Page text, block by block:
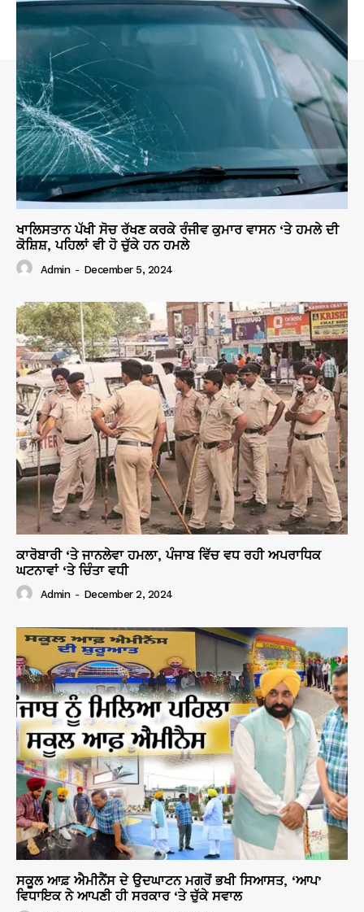
ਖਾਲਿਸਤਾਨ ਪੱਖੀ ਸੋਚ ਰੱਖਣ ਕਰਕੇ ਰੰਜੀਵ ਕੁਮਾਰ ਵਾਸਨ ‘ਤੇ ਹਮਲੇ ਦੀ
ਕੋਸ਼ਿਸ਼, ਪਹਿਲਾਂ ਵੀ ਹੋ ਚੁੱਕੇ ਹਨ ਹਮਲੇ
Admin - December 5, 2024
ਕਾਰੋਬਾਰੀ ‘ਤੇ ਜਾਨਲੇਵਾ ਹਮਲਾ, ਪੰਜਾਬ ਵਿੱਚ ਵਧ ਰਹੀ ਅਪਰਾਧਿਕ
ਘਟਨਾਵਾਂ ‘ਤੇ ਚਿੰਤਾ ਵਧੀ
Admin - December 2, 2024
ਸਕੂਲ ਆਫ਼ ਐਮੀਨੈਂਸ ਦੇ ਉਦਘਾਟਨ ਮਗਰੋਂ ਭਖੀ ਸਿਆਸਤ, ‘ਆਪ’
ਵਿਧਾਇਕ ਨੇ ਆਪਣੀ ਹੀ ਸਰਕਾਰ ‘ਤੇ ਚੁੱਕੇ ਸਵਾਲ